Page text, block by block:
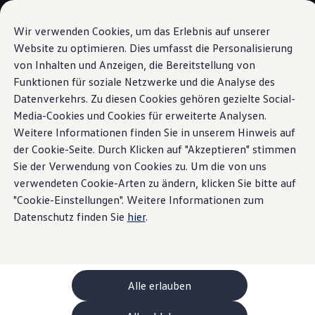
Wir verwenden Cookies, um das Erlebnis auf unserer
Website zu optimieren. Dies umfasst die Personalisierung
von Inhalten und Anzeigen, die Bereitstellung von
Funktionen für soziale Netzwerke und die Analyse des
Datenverkehrs. Zu diesen Cookies gehören gezielte Social-
Media-Cookies und Cookies für erweiterte Analysen.
Weitere Informationen finden Sie in unserem Hinweis auf
der Cookie-Seite. Durch Klicken auf "Akzeptieren" stimmen
Sie der Verwendung von Cookies zu. Um die von uns
verwendeten Cookie-Arten zu ändern, klicken Sie bitte auf
"Cookie-Einstellungen". Weitere Informationen zum
Datenschutz finden Sie hier.
Alle erlauben
Passa al
contenuto
principale
Vai a
piè di
pagina
La sua configurazione
Modelli speciali UNITED
Consulenza e acquisto
Offerte attuali
Clienti aziendali e flotte
Veicoli in pronta consegna
Occasioni
Finanziamento
Calcolatore di leasing
Elettromobilità
Costi e finanziamenti
Ricarica e autonomia
Ricaricare a casa
Ricaricare fuori casa
Ricarica bidirezionale
Soluzione di energia rinnovabile: Helion
ChargeOn
Tecnologia e batteria
Come funziona il sistema di batterie dei
App Volkswagen
Connettetevi allavostra
auto.